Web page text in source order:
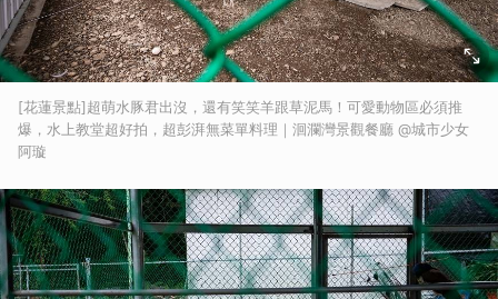
[花蓮景點]超萌水豚君出沒，還有笑笑羊跟草泥馬！可愛動物區必須推
爆，水上教堂超好拍，超彭湃無菜單料理｜洄瀾灣景觀餐廳 @城市少女
阿璇